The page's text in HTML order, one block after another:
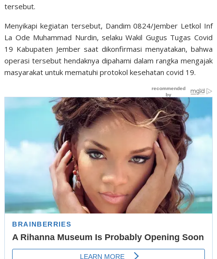
tersebut.
Menyikapi kegiatan tersebut, Dandim 0824/Jember Letkol Inf
La Ode Muhammad Nurdin, selaku Wakil Gugus Tugas Covid
19 Kabupaten Jember saat dikonfirmasi menyatakan, bahwa
operasi tersebut hendaknya dipahami dalam rangka mengajak
masyarakat untuk mematuhi protokol kesehatan covid 19.